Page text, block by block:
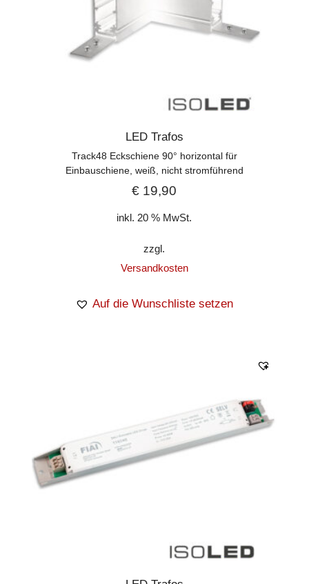
LED Trafos
Track48 Eckschiene 90° horizontal für
Einbauschiene, weiß, nicht stromführend
€ 19,90
inkl. 20 % MwSt.
zzgl.
Versandkosten
Auf die Wunschliste setzen